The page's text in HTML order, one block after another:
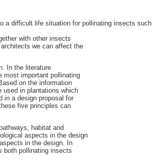
a difficult life situation for pollinating insects such
with other insects
we can affect the
In the literature
most important pollinating
on the information
used in plantations which
in a design proposal for
five principles can
habitat and
aspects in the design
in the design. In
both pollinating insects